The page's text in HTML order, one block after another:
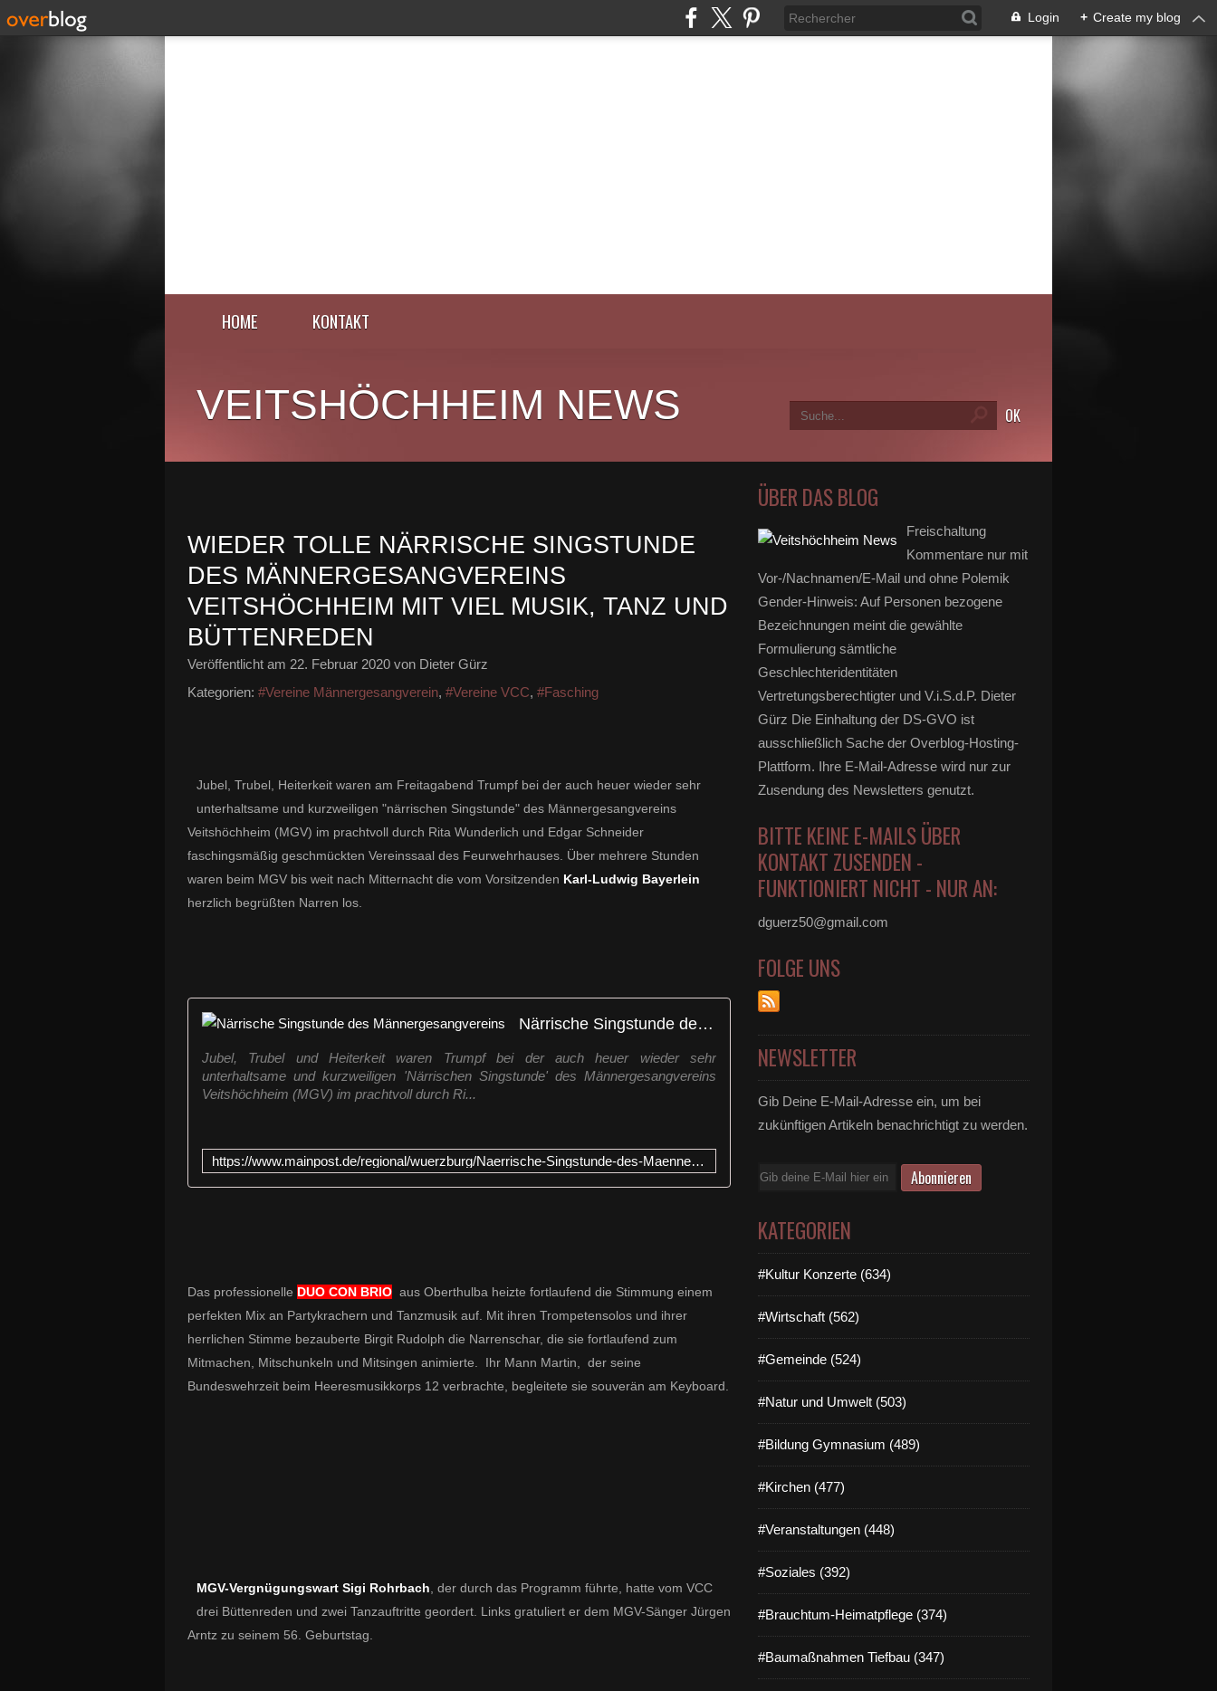
Login + Create my blog
HOME KONTAKT
VEITSHÖCHHEIM NEWS
WIEDER TOLLE NÄRRISCHE SINGSTUNDE
DES MÄNNERGESANGVEREINS
VEITSHÖCHHEIM MIT VIEL MUSIK, TANZ UND
BÜTTENREDEN
Veröffentlicht am 22. Februar 2020 von Dieter Gürz
Kategorien: #Vereine Männergesangverein, #Vereine VCC, #Fasching
Jubel, Trubel, Heiterkeit waren am Freitagabend Trumpf bei der auch heuer wieder sehr
unterhaltsame und kurzweiligen "närrischen Singstunde" des Männergesangvereins
Veitshöchheim (MGV) im prachtvoll durch Rita Wunderlich und Edgar Schneider
faschingsmäßig geschmückten Vereinssaal des Feurwehrhauses. Über mehrere Stunden
waren beim MGV bis weit nach Mitternacht die vom Vorsitzenden Karl-Ludwig Bayerlein
herzlich begrüßten Narren los.
Närrische Singstunde des Männergesangvereins
Jubel, Trubel und Heiterkeit waren Trumpf bei der auch heuer wieder sehr
unterhaltsame und kurzweiligen 'Närrischen Singstunde' des Männergesangvereins
Veitshöchheim (MGV) im prachtvoll durch Ri...
https://www.mainpost.de/regional/wuerzburg/Naerrische-Singstunde-des-Maennergesangvereins;art736,10412330
Das professionelle DUO CON BRIO aus Oberthulba heizte fortlaufend die Stimmung einem
perfekten Mix an Partykrachern und Tanzmusik auf. Mit ihren Trompetensolos und ihrer
herrlichen Stimme bezauberte Birgit Rudolph die Narrenschar, die sie fortlaufend zum
Mitmachen, Mitschunkeln und Mitsingen animierte. Ihr Mann Martin, der seine
Bundeswehrzeit beim Heeresmusikkorps 12 verbrachte, begleitete sie souverän am Keyboard.
MGV-Vergnügungswart Sigi Rohrbach , der durch das Programm führte, hatte vom VCC
drei Büttenreden und zwei Tanzauftritte geordert. Links gratuliert er dem MGV-Sänger Jürgen
Arntz zu seinem 56. Geburtstag.
ÜBER DAS BLOG
Freischaltung
Kommentare nur mit
Vor-/Nachnamen/E-Mail und ohne Polemik
Gender-Hinweis: Auf Personen bezogene
Bezeichnungen meint die gewählte
Formulierung sämtliche
Geschlechteridentitäten
Vertretungsberechtigter und V.i.S.d.P. Dieter
Gürz Die Einhaltung der DS-GVO ist
ausschließlich Sache der Overblog-Hosting-
Plattform. Ihre E-Mail-Adresse wird nur zur
Zusendung des Newsletters genutzt.
BITTE KEINE E-MAILS ÜBER
KONTAKT ZUSENDEN -
FUNKTIONIERT NICHT - NUR AN:
dguerz50@gmail.com
FOLGE UNS
NEWSLETTER
Gib Deine E-Mail-Adresse ein, um bei
zukünftigen Artikeln benachrichtigt zu werden.
E-
KATEGORIEN
#Kultur Konzerte (634)
#Wirtschaft (562)
#Gemeinde (524)
#Natur und Umwelt (503)
#Bildung Gymnasium (489)
#Kirchen (477)
#Veranstaltungen (448)
#Soziales (392)
#Brauchtum-Heimatpflege (374)
#Baumaßnahmen Tiefbau (347)